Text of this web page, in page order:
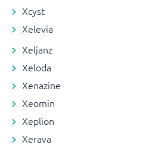
Xcyst
Xelevia
Xeljanz
Xeloda
Xenazine
Xeomin
Xeplion
Xerava